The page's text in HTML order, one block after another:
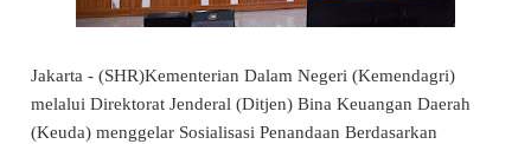
Jakarta - (SHR)Kementerian Dalam Negeri (Kemendagri)
melalui Direktorat Jenderal (Ditjen) Bina Keuangan Daerah
(Keuda) menggelar Sosialisasi Penandaan Berdasarkan